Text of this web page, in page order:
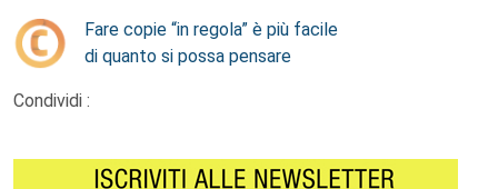
Fare copie “in regola” è più facile
di quanto si possa pensare
Condividi :